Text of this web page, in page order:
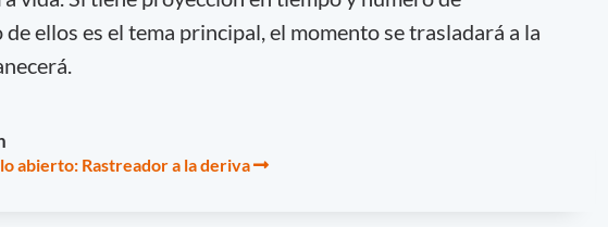
de ellos es el tema principal, el momento se trasladará a la
abierto: Rastreador a la deriva